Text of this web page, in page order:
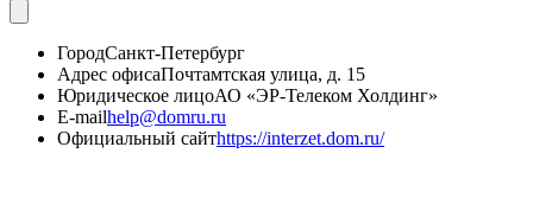
ГородСанкт-Петербург
Адрес офисаПочтамтская улица, д. 15
Юридическое лицоАО «ЭР-Телеком Холдинг»
E-mailhelp@domru.ru
Официальный сайтhttps://interzet.dom.ru/